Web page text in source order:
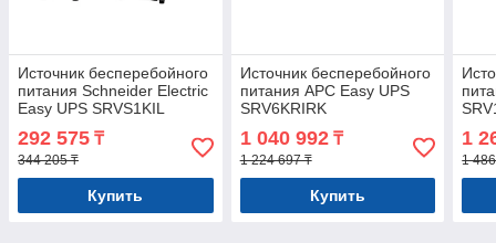
Источник бесперебойного
питания Schneider Electric
Easy UPS SRVS1KIL
292 575 ₸
344 205 ₸
Купить
Источник бесперебойного
питания APC Easy UPS
SRV6KRIRK
1 040 992₸
1 224 697 ₸
Купить
1
1